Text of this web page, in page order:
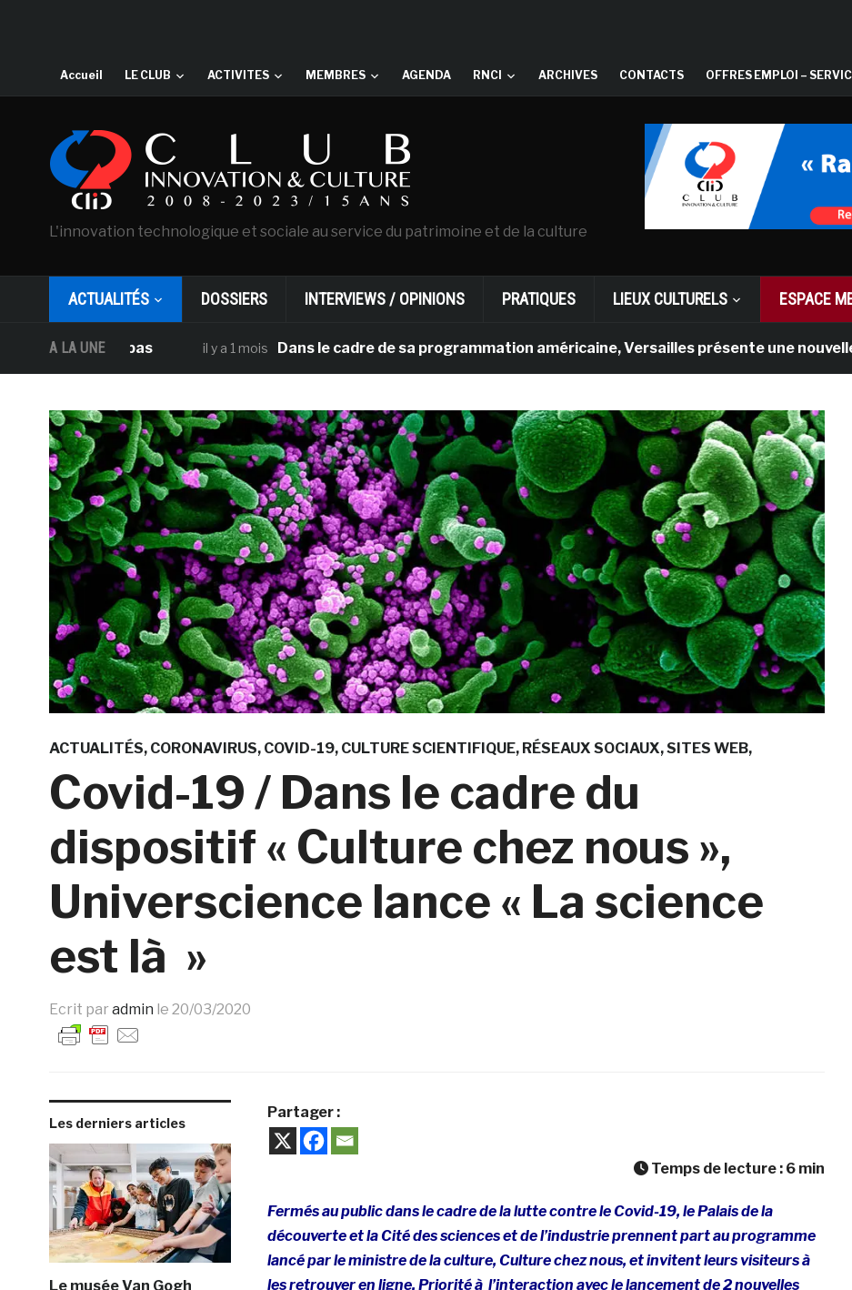
Accueil LE CLUB ACTIVITES MEMBRES AGENDA RNCI ARCHIVES CONTACTS OFFRES EMPLOI –
L'innovation technologique et sociale au service du patrimoine et de la culture
ACTUALITÉS DOSSIERS INTERVIEWS / OPINIONS PRATIQUES LIEUX CULTURELS ESPACE
A LA UNE
Pays-bas il y a 1 mois Dans le cadre de sa programmation américaine, Versailles présente une nouvelle
ACTUALITÉS CORONAVIRUS COVID-19 CULTURE SCIENTIFIQUE RÉSEAUX SOCIAUX SITES WEB
Covid-19 / Dans le cadre du
dispositif « Culture chez nous »,
Universcience lance « La science
est là »
Ecrit par admin le 20/03/2020
Les derniers articles
Le musée Van Gogh
Partager :
Temps de lecture : 6 min
Fermés au public dans le cadre de la lutte contre le Covid-19, le Palais de la
découverte et la Cité des sciences et de l’industrie prennent part au programme
lancé par le ministre de la culture, Culture chez nous, et invitent leurs visiteurs à
les retrouver en ligne. Priorité à l’interaction avec le lancement de 2 nouvelles